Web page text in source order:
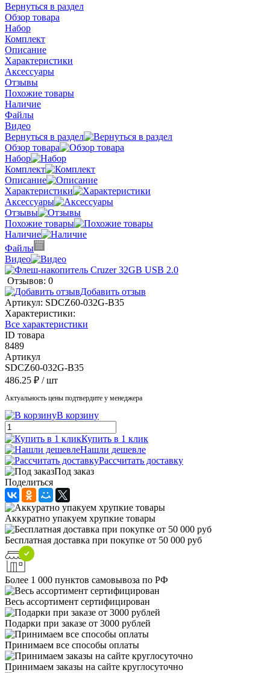
Вернуться в раздел
Обзор товара
Набор
Комплект
Описание
Характеристики
Аксессуары
Отзывы
Похожие товары
Наличие
Файлы
Видео
Вернуться в раздел
Обзор товара
Набор
Комплект
Описание
Характеристики
Аксессуары
Отзывы
Похожие товары
Наличие
Файлы
Видео
Отзывов: 0
Добавить отзыв
Артикул: SDCZ60-032G-B35
Характеристики:
Все характеристики
ID товара
8489
Артикул
SDCZ60-032G-B35
486.25 ₽ / шт
Актуальность цены подтвердите у менеджера
В корзину
Купить в 1 клик
Нашли дешевле
Рассчитать доставку
Под заказ
Поделиться
Аккуратно упакуем хрупкие товары
Бесплатная доставка при покупке от 50 000 руб
Более 1 000 пунктов самовывоза по РФ
Весь ассортимент сертифицирован
Подарки при заказе от 3000 рублей
Принимаем все способы оплаты
Принимаем заказы на сайте круглосуточно